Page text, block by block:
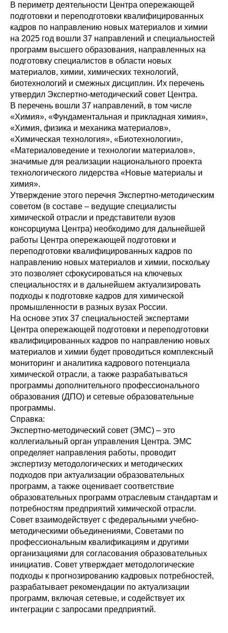
В периметр деятельности Центра опережающей
подготовки и переподготовки квалифицированных
кадров по направлению новых материалов и химии
на 2025 год вошли 37 направлений и специальностей
программ высшего образования, направленных на
подготовку специалистов в области новых
материалов, химии, химических технологий,
биотехнологий и смежных дисциплин. Их перечень
утвердил Экспертно-методический совет Центра.
В перечень вошли 37 направлений, в том числе
«Химия», «Фундаментальная и прикладная химия»,
«Химия, физика и механика материалов»,
«Химическая технология», «Биотехнологии»,
«Материаловедение и технологии материалов»,
значимые для реализации национального проекта
технологического лидерства «Новые материалы и
химия».
Утверждение этого перечня Экспертно-методическим
советом (в составе – ведущие специалисты
химической отрасли и представители вузов
консорциума Центра) необходимо для дальнейшей
работы Центра опережающей подготовки и
переподготовки квалифицированных кадров по
направлению новых материалов и химии, поскольку
это позволяет сфокусироваться на ключевых
специальностях и в дальнейшем актуализировать
подходы к подготовке кадров для химической
промышленности в разных вузах России.
На основе этих 37 специальностей экспертами
Центра опережающей подготовки и переподготовки
квалифицированных кадров по направлению новых
материалов и химии будет проводиться комплексный
мониторинг и аналитика кадрового потенциала
химической отрасли, а также разрабатываться
программы дополнительного профессионального
образования (ДПО) и сетевые образовательные
программы.
Справка:
Экспертно-методический совет (ЭМС) – это
коллегиальный орган управления Центра. ЭМС
определяет направления работы, проводит
экспертизу методологических и методических
подходов при актуализации образовательных
программ, а также оценивает соответствие
образовательных программ отраслевым стандартам и
потребностям предприятий химической отрасли.
Совет взаимодействует с федеральными учебно-
методическими объединениями, Советами по
профессиональным квалификациям и другими
организациями для согласования образовательных
инициатив. Совет утверждает методологические
подходы к прогнозированию кадровых потребностей,
разрабатывает рекомендации по актуализации
программ, включая сетевые, и содействует их
интеграции с запросами предприятий.